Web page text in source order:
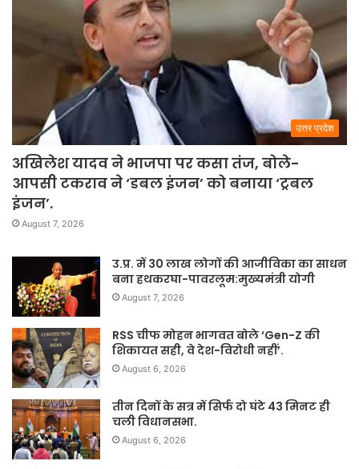
उत्तर प्रदेश
अखिलेश यादव ने भाजपा पर कसा तंज, बोले-
आपसी टकराव ने ‘डबल इंजन’ को बनाया ‘ट्रबल
इंजन’.
August 7, 2026
उ.प्र. में 30 लाख लोगों की आजीविका का साधन
बना हथकरघा-पावरलूम:मुख्यमंत्री योगी
August 7, 2026
RSS चीफ मोहन भागवत बोले ‘Gen-Z की
शिकायत सही, वे देश-विरोधी नहीं’.
August 6, 2026
तीन दिनों के सत्र में सिर्फ दो घंटे 43 मिनट ही
चली विधानसभा.
August 6, 2026